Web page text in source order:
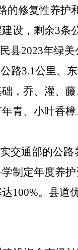
的修复性养护
设，剩余3条
县2023年绿美
路3.1公里、
，乔、灌、
青、小叶香
交通部的公
制定年度养
100%。县道